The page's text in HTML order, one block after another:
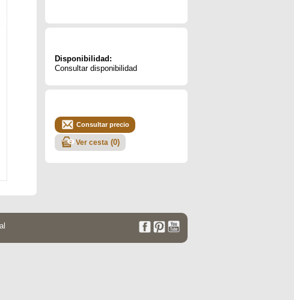
Disponibilidad:
Consultar disponibilidad
Consultar precio
Ver cesta (0)